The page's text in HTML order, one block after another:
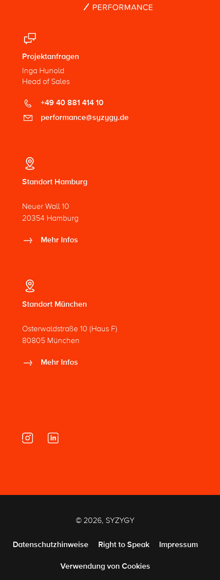
Projektanfragen
Inga Hunold
Head of Sales
+49 40 881 414 10
performance@syzygy.de
Standort Hamburg
Neuer Wall 10
20354 Hamburg
Mehr Infos
Standort München
Osterwaldstraße 10 (Haus F)
80805 München
Mehr Infos
© 2026, SYZYGY
Datenschutzhinweise Right to Speak Impressum
Verwendung von Cookies